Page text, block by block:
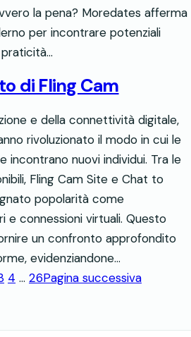
la pena? Moredates afferma
per incontrare potenziali
di Fling Cam
e della connettività digitale,
rivoluzionato il modo in cui le
incontrano nuovi individui. Tra le
Fling Cam Site e Chat to
popolarità come
connessioni virtuali. Questo
un confronto approfondito
evidenziandone…
4 … 26Pagina successiva